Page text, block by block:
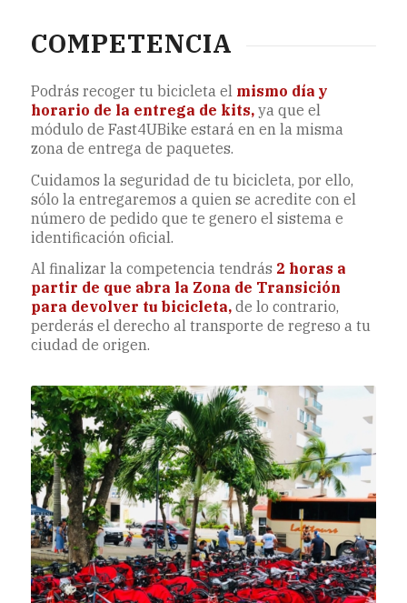
COMPETENCIA
Podrás recoger tu bicicleta el mismo día y
horario de la entrega de kits, ya que el
módulo de Fast4UBike estará en en la misma
zona de entrega de paquetes.
Cuidamos la seguridad de tu bicicleta, por ello,
sólo la entregaremos a quien se acredite con el
número de pedido que te genero el sistema e
identificación oficial.
Al finalizar la competencia tendrás 2 horas a
partir de que abra la Zona de Transición
para devolver tu bicicleta,de lo contrario,
perderás el derecho al transporte de regreso a tu
ciudad de origen.